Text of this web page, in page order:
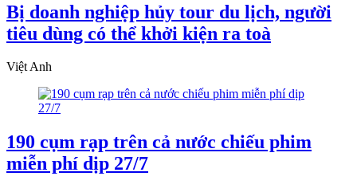
Bị doanh nghiệp hủy tour du lịch, người
tiêu dùng có thể khởi kiện ra toà
Việt Anh
190 cụm rạp trên cả nước chiếu phim
miễn phí dịp 27/7